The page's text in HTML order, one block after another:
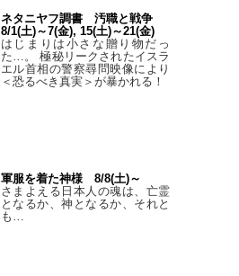
ネタニヤフ調書 汚職と戦争
8/1(土)～7(金), 15(土)～21(金)
はじまりは小さな贈り物だっ
た…。 極秘リークされたイスラ
エル首相の警察尋問映像により
＜恐るべき真実＞が暴かれる！
軍服を着た神様 8/8(土)～
さまよえる日本人の魂は、亡霊
となるか、神となるか、それと
も…